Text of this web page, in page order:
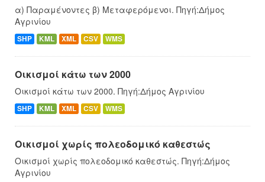
α) Παραμένοντες β) Μεταφερόμενοι. Πηγή:Δήμος
Αγρινίου
SHP KML XML CSV WMS
Οικισμοί κάτω των 2000
Οικισμοί κάτω των 2000. Πηγή:Δήμος Αγρινίου
SHP KML XML CSV WMS
Οικισμοί χωρίς πολεοδομικό καθεστώς
Οικισμοί χωρίς πολεοδομικό καθεστώς. Πηγή:Δήμος
Αγρινίου